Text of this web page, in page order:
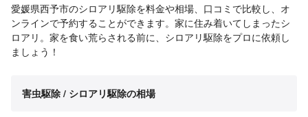
愛媛県西予市のシロアリ駆除を料金や相場、口コミで比較し、オ
ンラインで予約することができます。家に住み着いてしまったシ
ロアリ。家を食い荒らされる前に、シロアリ駆除をプロに依頼し
ましょう！
害虫駆除 / シロアリ駆除の相場